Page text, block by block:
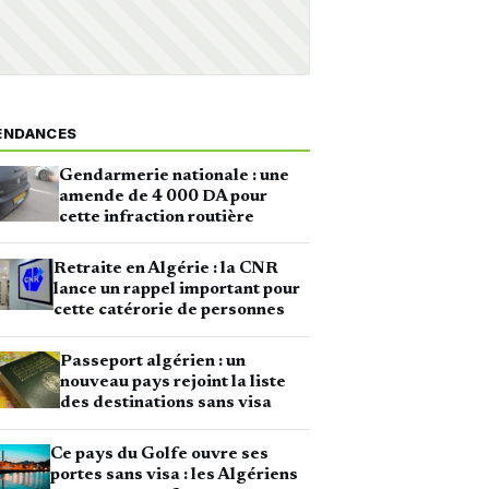
Gendarmerie nationale : une
amende de 4 000 DA pour
cette infraction routière
Retraite en Algérie : la CNR
lance un rappel important pour
cette catérorie de personnes
Passeport algérien : un
nouveau pays rejoint la liste
des destinations sans visa
Ce pays du Golfe ouvre ses
portes sans visa : les Algériens